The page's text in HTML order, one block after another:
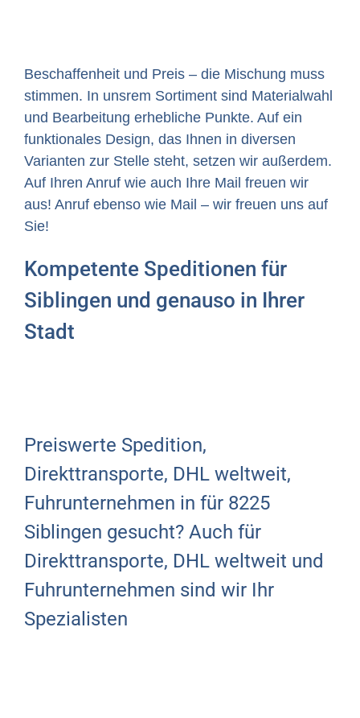
Beschaffenheit und Preis – die Mischung muss
stimmen. In unsrem Sortiment sind Materialwahl
und Bearbeitung erhebliche Punkte. Auf ein
funktionales Design, das Ihnen in diversen
Varianten zur Stelle steht, setzen wir außerdem.
Auf Ihren Anruf wie auch Ihre Mail freuen wir
aus! Anruf ebenso wie Mail – wir freuen uns auf
Sie!
Kompetente Speditionen für
Siblingen und genauso in Ihrer
Stadt
Preiswerte Spedition,
Direkttransporte, DHL weltweit,
Fuhrunternehmen in für 8225
Siblingen gesucht? Auch für
Direkttransporte, DHL weltweit und
Fuhrunternehmen sind wir Ihr
Spezialisten